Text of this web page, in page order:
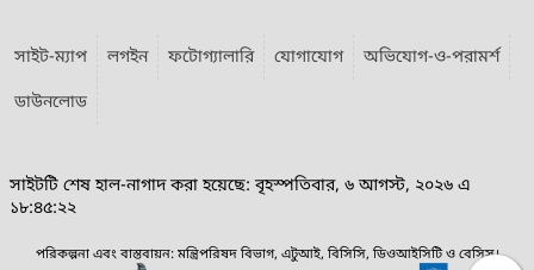
সাইট-ম্যাপ লগইন ফটোগ্যালারি যোগাযোগ
অভিযোগ-ও-পরামর্শ
ডাউনলোড
সাইটটি শেষ হাল-নাগাদ করা হয়েছে: বৃহস্পতিবার, ৬ আগস্ট, ২০২৬ এ
১৮:৪৫:২২
পরিকল্পনা এবং বাস্তবায়ন: মন্ত্রিপরিষদ বিভাগ, এটুআই, বিসিসি, ডিওআইসিটি ও বেসিস।